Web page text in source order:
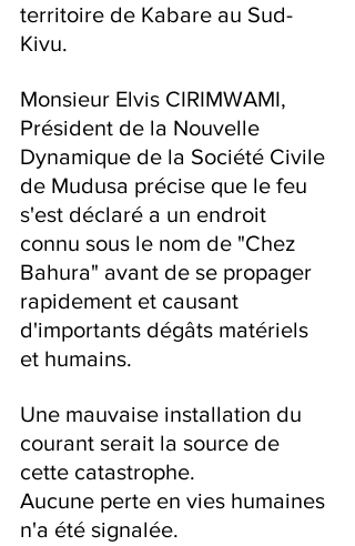
territoire de Kabare au Sud-
Kivu.
Monsieur Elvis CIRIMWAMI,
Président de la Nouvelle
Dynamique de la Société Civile
de Mudusa précise que le feu
s'est déclaré a un endroit
connu sous le nom de "Chez
Bahura" avant de se propager
rapidement et causant
d'importants dégâts matériels
et humains.
Une mauvaise installation du
courant serait la source de
cette catastrophe.
Aucune perte en vies humaines
n'a été signalée.